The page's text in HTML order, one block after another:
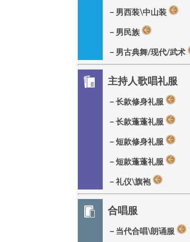
－男西装\中山装
－男民族
－男古典舞/现代/武术
主持人歌唱礼服
－长款修身礼服
－长款蓬蓬礼服
－短款修身礼服
－短款蓬蓬礼服
－礼仪\旗袍
合唱服
－当代合唱\朗诵服